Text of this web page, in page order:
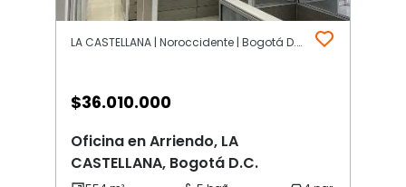
LA CASTELLANA | Noroccidente | Bogotá D.C.
$36.010.000
Oficina en Arriendo, LA
CASTELLANA, Bogotá D.C.